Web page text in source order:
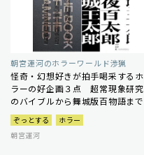
朝宮運河のホラーワールド渉猟
怪奇・幻想好きが拍手喝采するホ
ラーの好企画３点 超常現象研究
のバイブルから舞城版百物語まで
ぞっとする
ホラー
朝宮運河